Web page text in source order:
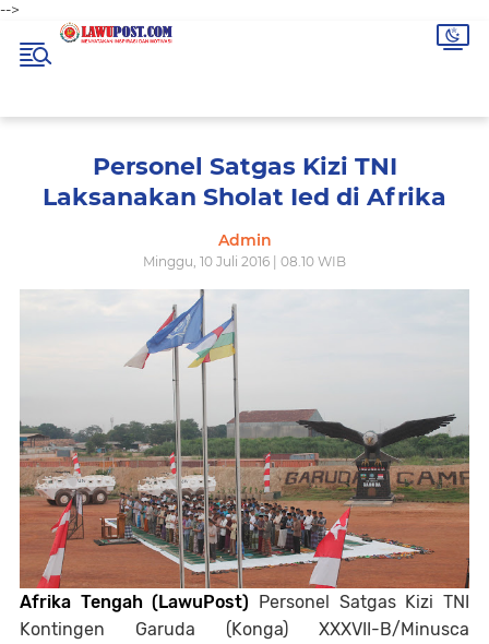
-->
Personel Satgas Kizi TNI
Laksanakan Sholat Ied di Afrika
Admin
Minggu, 10 Juli 2016 | 08.10 WIB
Afrika Tengah (LawuPost)
Personel Satgas Kizi TNI
Kontingen Garuda (Konga) XXXVII-B/Minusca